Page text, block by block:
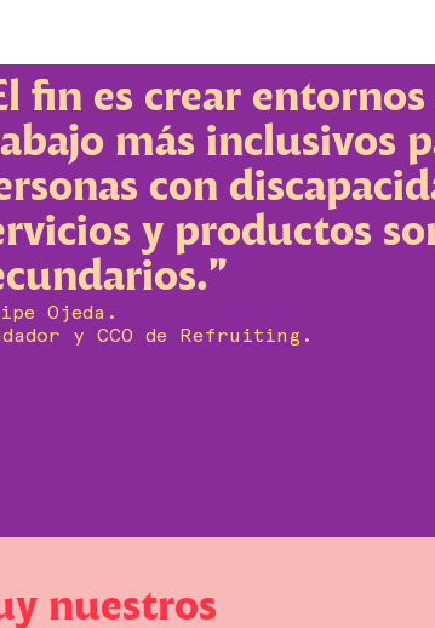
preocupación por la
saludable
más que ir en
que se está
tras año”
Oriol.
y CEO de Refruiting.
nuestros